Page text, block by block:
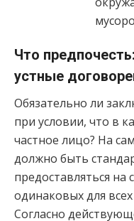
Что
устные
Обязательно ли
при условии, что в
частное лицо? На
должно быть
предоставляться на
одинаковых для
Согласно